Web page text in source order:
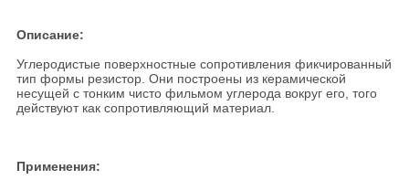
Описание:
Углеродистые поверхностные сопротивления фикчированный
тип формы резистор. Они построены из керамической
несущей с тонким чисто фильмом углерода вокруг его, того
действуют как сопротивляющий материал.
Применения: